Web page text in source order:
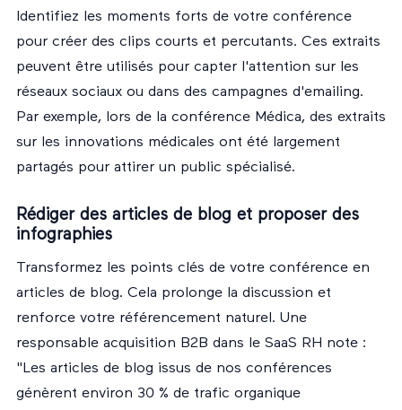
Identifiez les moments forts de votre conférence
pour créer des clips courts et percutants. Ces extraits
peuvent être utilisés pour capter l'attention sur les
réseaux sociaux ou dans des campagnes d'emailing.
Par exemple, lors de la conférence Médica, des extraits
sur les innovations médicales ont été largement
partagés pour attirer un public spécialisé.
Rédiger des articles de blog et proposer des
infographies
Transformez les points clés de votre conférence en
articles de blog. Cela prolonge la discussion et
renforce votre référencement naturel. Une
responsable acquisition B2B dans le SaaS RH note :
"Les articles de blog issus de nos conférences
génèrent environ 30 % de trafic organique